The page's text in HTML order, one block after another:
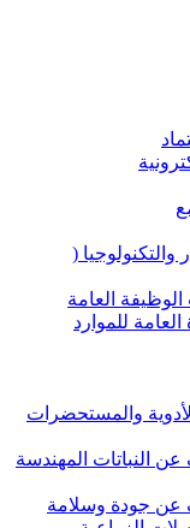
(
العامة
للموارد
والمستحضرات
النباتات المهندسة
جودة وسلامة